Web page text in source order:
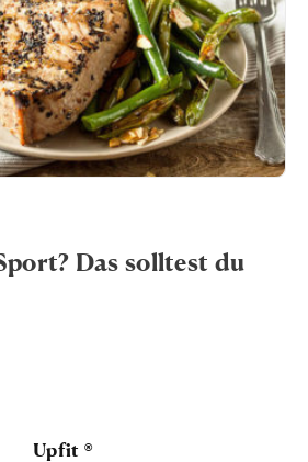
Das solltest du
Upfit ®